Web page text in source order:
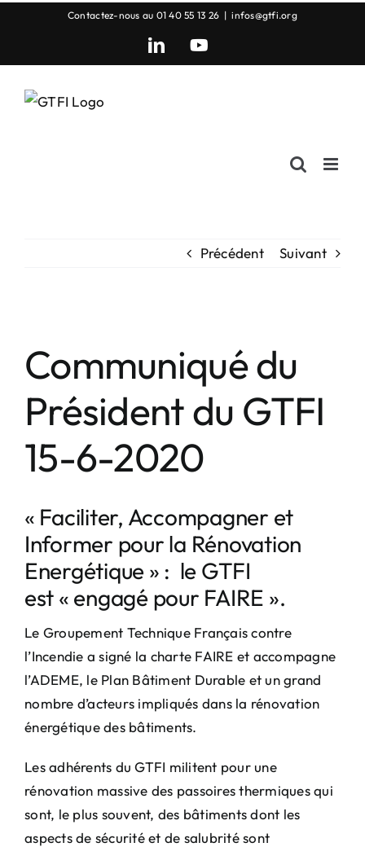
Contactez-nous au 01 40 55 13 26 | infos@gtfi.org
LinkedInYouTube
Précédent Suivant
l'image
agrandie
Communiqué du
Président du GTFI
15-6-2020
« Faciliter, Accompagner et
Informer pour la Rénovation
Energétique » : le GTFI
est « engagé pour FAIRE ».
Le Groupement Technique Français contre
l’Incendie a signé la charte FAIRE et accompagne
l’ADEME, le Plan Bâtiment Durable et un grand
nombre d’acteurs impliqués dans la rénovation
énergétique des bâtiments.
Les adhérents du GTFI militent pour une
rénovation massive des passoires thermiques qui
sont, le plus souvent, des bâtiments dont les
aspects de sécurité et de salubrité sont